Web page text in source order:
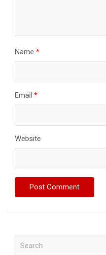
Name *
Email *
Website